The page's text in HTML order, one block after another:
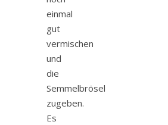
einmal
gut
vermischen
und
die
Semmelbrösel
zugeben.
Es